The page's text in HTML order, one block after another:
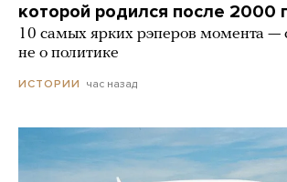
которой родился после 2000
10 самых ярких рэперов момента —
не о политике
ИСТОРИИ час назад